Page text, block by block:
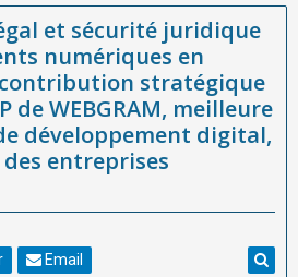
juridique des documents numériques
stratégique de SmartERP de
de développement digital, à la
et sécurité juridique
numériques en
stratégique
de WEBGRAM, meilleure
développement digital,
entreprises
Email